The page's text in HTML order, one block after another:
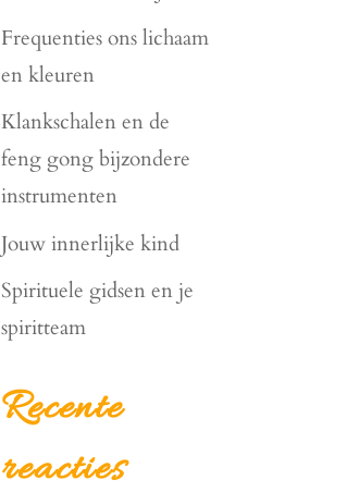
Frequenties ons lichaam
en kleuren
Klankschalen en de
feng gong bijzondere
instrumenten
Jouw innerlijke kind
Spirituele gidsen en je
spiritteam
Recente
reacties